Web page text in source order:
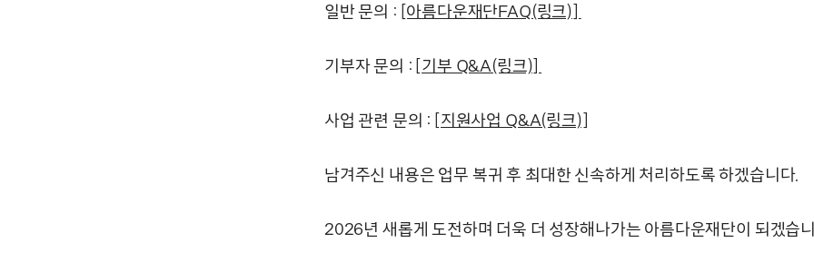
일반 문의 : [아름다운재단FAQ(링크)]
기부자 문의 : [기부 Q&A(링크)]
사업 관련 문의 : [지원사업 Q&A(링크)]
남겨주신 내용은 업무 복귀 후 최대한 신속하게 처리하도록 하겠습니다.
2026년 새롭게 도전하며 더욱 더 성장해나가는 아름다운재단이 되겠습